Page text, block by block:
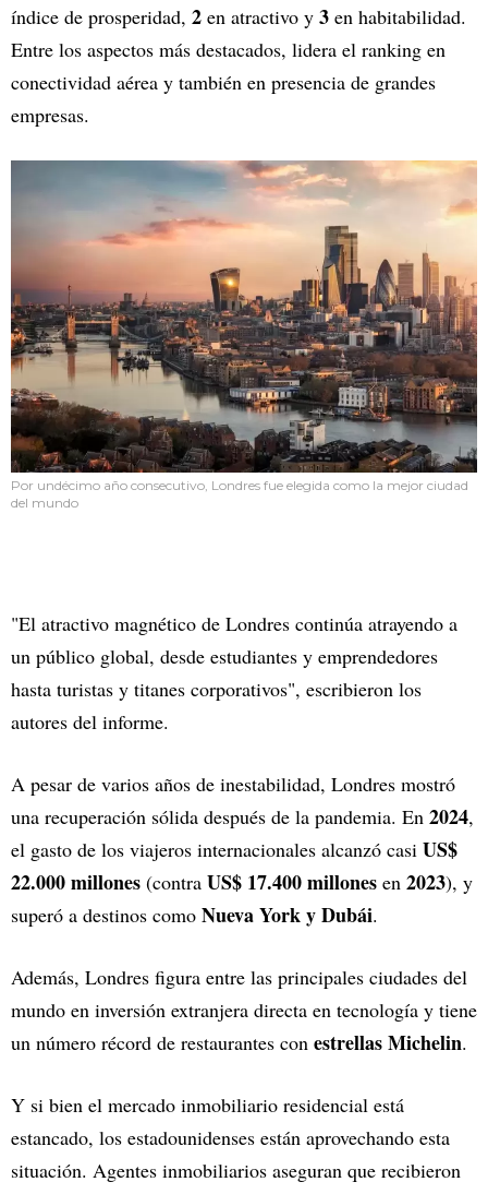
índice de prosperidad, 2 en atractivo y 3 en habitabilidad.
Entre los aspectos más destacados, lidera el ranking en
conectividad aérea y también en presencia de grandes
empresas.
Por undécimo año consecutivo, Londres fue elegida como la mejor ciudad
del mundo
"El atractivo magnético de Londres continúa atrayendo a
un público global, desde estudiantes y emprendedores
hasta turistas y titanes corporativos", escribieron los
autores del informe.
A pesar de varios años de inestabilidad, Londres mostró
una recuperación sólida después de la pandemia. En 2024,
el gasto de los viajeros internacionales alcanzó casi US$
22.000 millones (contra US$ 17.400 millones en 2023), y
superó a destinos como Nueva York y Dubái.
Además, Londres figura entre las principales ciudades del
mundo en inversión extranjera directa en tecnología y tiene
un número récord de restaurantes con estrellas Michelin.
Y si bien el mercado inmobiliario residencial está
estancado, los estadounidenses están aprovechando esta
situación. Agentes inmobiliarios aseguran que recibieron